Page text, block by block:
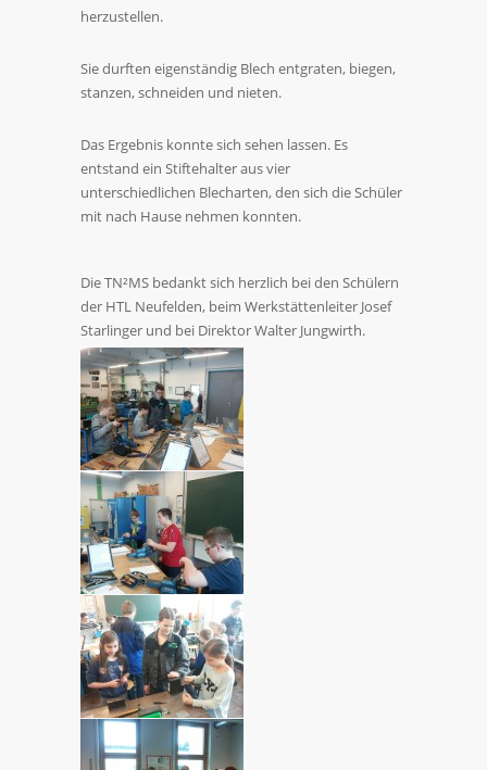
herzustellen.
Sie durften eigenständig Blech entgraten, biegen,
stanzen, schneiden und nieten.
Das Ergebnis konnte sich sehen lassen. Es
entstand ein Stiftehalter aus vier
unterschiedlichen Blecharten, den sich die Schüler
mit nach Hause nehmen konnten.
Die TN²MS bedankt sich herzlich bei den Schülern
der HTL Neufelden, beim Werkstättenleiter Josef
Starlinger und bei Direktor Walter Jungwirth.